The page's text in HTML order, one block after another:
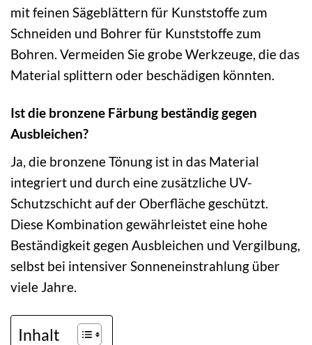
mit feinen Sägeblättern für Kunststoffe zum
Schneiden und Bohrer für Kunststoffe zum
Bohren. Vermeiden Sie grobe Werkzeuge, die das
Material splittern oder beschädigen könnten.
Ist die bronzene Färbung beständig gegen
Ausbleichen?
Ja, die bronzene Tönung ist in das Material
integriert und durch eine zusätzliche UV-
Schutzschicht auf der Oberfläche geschützt.
Diese Kombination gewährleistet eine hohe
Beständigkeit gegen Ausbleichen und Vergilbung,
selbst bei intensiver Sonneneinstrahlung über
viele Jahre.
Inhalt